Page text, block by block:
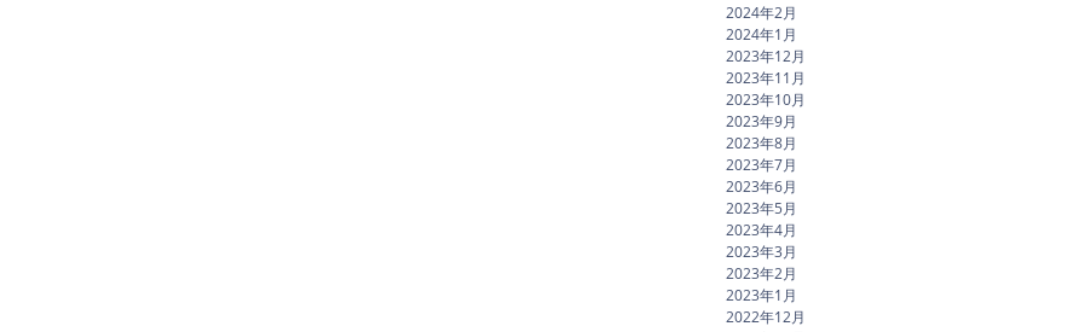
2024年2月
2024年1月
2023年12月
2023年11月
2023年10月
2023年9月
2023年8月
2023年7月
2023年6月
2023年5月
2023年4月
2023年3月
2023年2月
2023年1月
2022年12月